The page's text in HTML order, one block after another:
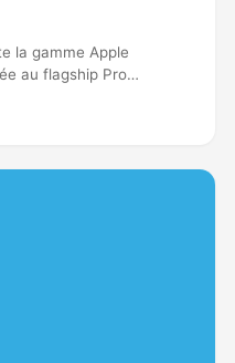
la gamme Apple
au flagship Pro…